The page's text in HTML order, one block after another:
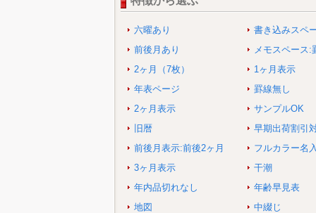
六曜あり
書き込みスペ
前後月あり
メモスペース:
2ヶ月（7枚）
1ヶ月表示
年表ページ
罫線無し
2ヶ月表示
サンプルOK
旧暦
早期出荷割引
前後月表示:前後2ヶ月
フルカラー名
3ヶ月表示
干潮
年内品切れなし
年齢早見表
地図
中綴じ